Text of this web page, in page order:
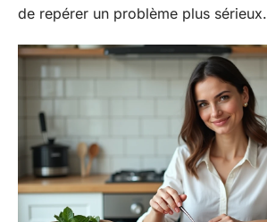
de repérer un problème plus sérieux.